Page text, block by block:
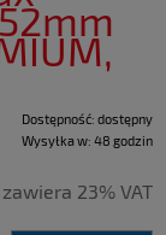
Dostępność: dostępny
Wysyłka w: 48 godzin
zawiera 23% VAT